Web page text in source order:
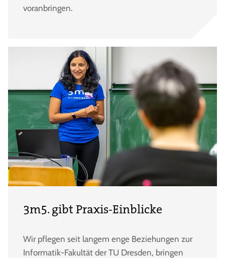
voranbringen.
3m5. gibt Praxis-Einblicke
Wir pflegen seit langem enge Beziehungen zur
Informatik-Fakultät der TU Dresden, bringen